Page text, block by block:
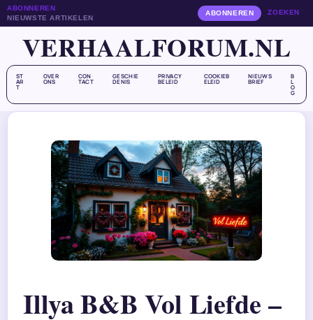
ABONNEREN
NIEUWSTE ARTIKELEN
ABONNEREN ZOEKEN
VERHAALFORUM.NL
ST
AR
T
OVER
ONS
CON
TACT
GESCHIE
DENIS
PRIVACY
BELEID
COOKIEB
ELEID
NIEUWS
BRIEF
B
L
O
G
Illya B&B Vol Liefde –